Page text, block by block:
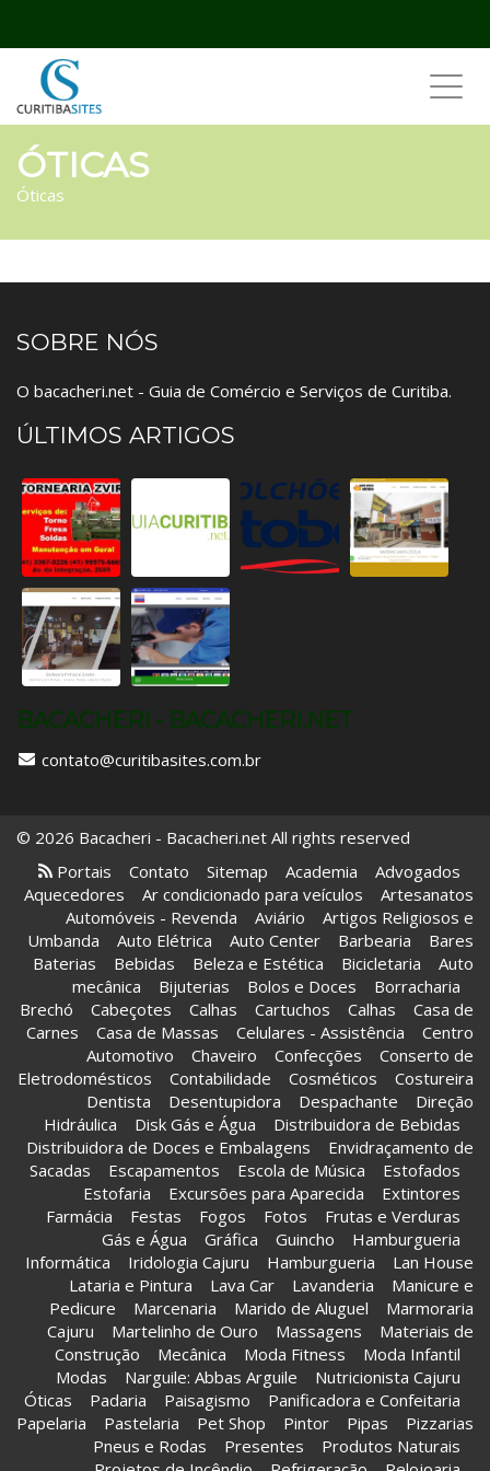
ÓTICAS
Óticas
SOBRE NÓS
O bacacheri.net - Guia de Comércio e Serviços de Curitiba.
ÚLTIMOS ARTIGOS
BACACHERI - BACACHERI.NET
contato@curitibasites.com.br
© 2026 Bacacheri - Bacacheri.net All rights reserved
Portais
Contato Sitemap Academia
Advogados
Aquecedores
Ar condicionado para veículos
Artesanatos
Automóveis - Revenda
Aviário
Artigos Religiosos e
Umbanda
Auto Elétrica Auto Center Barbearia
Bares
Baterias
Bebidas Beleza e Estética Bicicletaria
Auto
mecânica
Bijuterias Bolos e Doces
Borracharia
Brechó
Cabeçotes Calhas Cartuchos Calhas
Casa de
Carnes
Casa de Massas Celulares - Assistência
Centro
Automotivo
Chaveiro Confecções
Conserto de
Eletrodomésticos
Contabilidade Cosméticos
Costureira
Dentista
Desentupidora Despachante
Direção
Hidráulica
Disk Gás e Água
Distribuidora de Bebidas
Distribuidora de Doces e Embalagens
Envidraçamento de
Sacadas
Escapamentos Escola de Música
Estofados
Estofaria
Excursões para Aparecida
Extintores
Farmácia
Festas Fogos Fotos
Frutas e Verduras
Gás e Água
Gráfica Guincho
Hamburgueria
Informática
Iridologia Cajuru Hamburgueria
Lan House
Lataria e Pintura
Lava Car Lavanderia
Manicure e
Pedicure
Marcenaria Marido de Aluguel
Marmoraria
Cajuru
Martelinho de Ouro Massagens
Materiais de
Construção
Mecânica Moda Fitness
Moda Infantil
Modas
Narguile: Abbas Arguile
Nutricionista Cajuru
Óticas
Padaria Paisagismo
Panificadora e Confeitaria
Papelaria
Pastelaria Pet Shop Pintor Pipas
Pizzarias
Pneus e Rodas
Presentes
Produtos Naturais